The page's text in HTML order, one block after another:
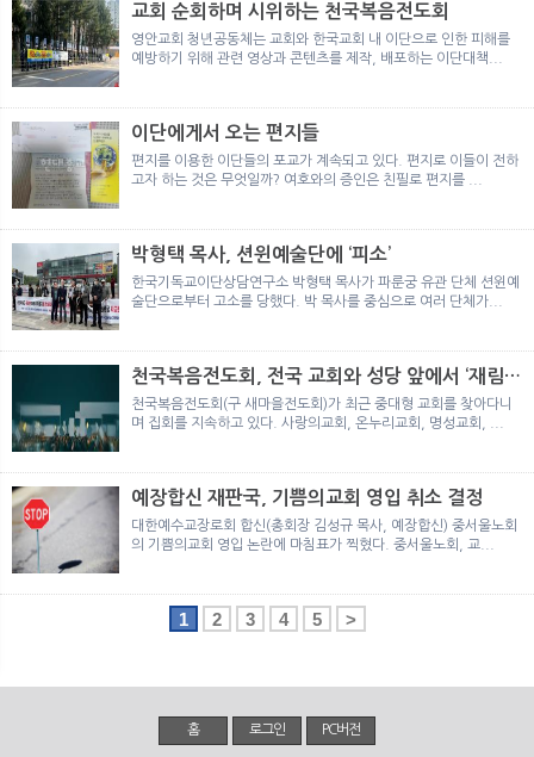
교회 순회하며 시위하는 천국복음전도회
영안교회 청년공동체는 교회와 한국교회 내 이단으로 인한 피해를
예방하기 위해 관련 영상과 콘텐츠를 제작, 배포하는 이단대책...
이단에게서 오는 편지들
편지를 이용한 이단들의 포교가 계속되고 있다. 편지로 이들이 전하
고자 하는 것은 무엇일까? 여호와의 증인은 친필로 편지를 ...
박형택 목사, 션윈예술단에 ‘피소’
한국기독교이단상담연구소 박형택 목사가 파룬궁 유관 단체 션윈예
술단으로부터 고소를 당했다. 박 목사를 중심으로 여러 단체가...
천국복음전도회, 전국 교회와 성당 앞에서 ‘재림
예수’ 홍보
천국복음전도회(구 새마을전도회)가 최근 중대형 교회를 찾아다니
며 집회를 지속하고 있다. 사랑의교회, 온누리교회, 명성교회, ...
예장합신 재판국, 기쁨의교회 영입 취소 결정
대한예수교장로회 합신(총회장 김성규 목사, 예장합신) 중서울노회
의 기쁨의교회 영입 논란에 마침표가 찍혔다. 중서울노회, 교...
1 2 3 4 5 >
홈 로그인 PC버전